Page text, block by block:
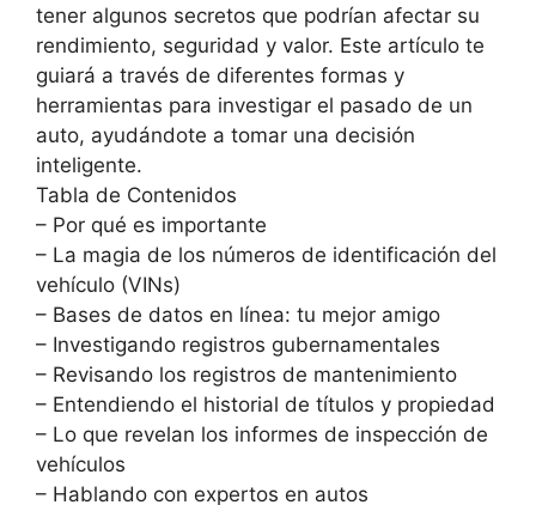
tener algunos secretos que podrían afectar su
rendimiento, seguridad y valor. Este artículo te
guiará a través de diferentes formas y
herramientas para investigar el pasado de un
auto, ayudándote a tomar una decisión
inteligente.
Tabla de Contenidos
– Por qué es importante
– La magia de los números de identificación del
vehículo (VINs)
– Bases de datos en línea: tu mejor amigo
– Investigando registros gubernamentales
– Revisando los registros de mantenimiento
– Entendiendo el historial de títulos y propiedad
– Lo que revelan los informes de inspección de
vehículos
– Hablando con expertos en autos